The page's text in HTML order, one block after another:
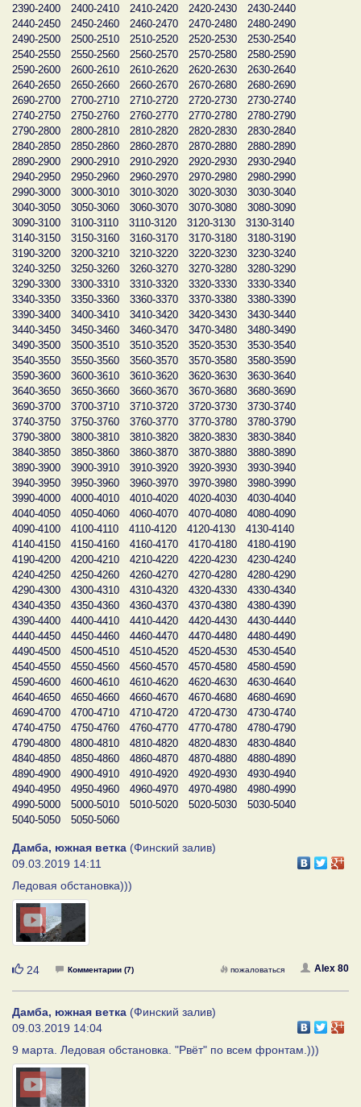
2390-2400
2400-2410 2410-2420 2420-2430
2430-2440
2440-2450
2450-2460 2460-2470 2470-2480
2480-2490
2490-2500
2500-2510 2510-2520 2520-2530
2530-2540
2540-2550
2550-2560 2560-2570 2570-2580
2580-2590
2590-2600
2600-2610 2610-2620 2620-2630
2630-2640
2640-2650
2650-2660 2660-2670 2670-2680
2680-2690
2690-2700
2700-2710 2710-2720 2720-2730
2730-2740
2740-2750
2750-2760 2760-2770 2770-2780
2780-2790
2790-2800
2800-2810 2810-2820 2820-2830
2830-2840
2840-2850
2850-2860 2860-2870 2870-2880
2880-2890
2890-2900
2900-2910 2910-2920 2920-2930
2930-2940
2940-2950
2950-2960 2960-2970 2970-2980
2980-2990
2990-3000
3000-3010 3010-3020 3020-3030
3030-3040
3040-3050
3050-3060 3060-3070 3070-3080
3080-3090
3090-3100
3100-3110 3110-3120 3120-3130
3130-3140
3140-3150
3150-3160 3160-3170 3170-3180
3180-3190
3190-3200
3200-3210 3210-3220 3220-3230
3230-3240
3240-3250
3250-3260 3260-3270 3270-3280
3280-3290
3290-3300
3300-3310 3310-3320 3320-3330
3330-3340
3340-3350
3350-3360 3360-3370 3370-3380
3380-3390
3390-3400
3400-3410 3410-3420 3420-3430
3430-3440
3440-3450
3450-3460 3460-3470 3470-3480
3480-3490
3490-3500
3500-3510 3510-3520 3520-3530
3530-3540
3540-3550
3550-3560 3560-3570 3570-3580
3580-3590
3590-3600
3600-3610 3610-3620 3620-3630
3630-3640
3640-3650
3650-3660 3660-3670 3670-3680
3680-3690
3690-3700
3700-3710 3710-3720 3720-3730
3730-3740
3740-3750
3750-3760 3760-3770 3770-3780
3780-3790
3790-3800
3800-3810 3810-3820 3820-3830
3830-3840
3840-3850
3850-3860 3860-3870 3870-3880
3880-3890
3890-3900
3900-3910 3910-3920 3920-3930
3930-3940
3940-3950
3950-3960 3960-3970 3970-3980
3980-3990
3990-4000
4000-4010 4010-4020 4020-4030
4030-4040
4040-4050
4050-4060 4060-4070 4070-4080
4080-4090
4090-4100
4100-4110 4110-4120 4120-4130
4130-4140
4140-4150
4150-4160 4160-4170 4170-4180
4180-4190
4190-4200
4200-4210 4210-4220 4220-4230
4230-4240
4240-4250
4250-4260 4260-4270 4270-4280
4280-4290
4290-4300
4300-4310 4310-4320 4320-4330
4330-4340
4340-4350
4350-4360 4360-4370 4370-4380
4380-4390
4390-4400
4400-4410 4410-4420 4420-4430
4430-4440
4440-4450
4450-4460 4460-4470 4470-4480
4480-4490
4490-4500
4500-4510 4510-4520 4520-4530
4530-4540
4540-4550
4550-4560 4560-4570 4570-4580
4580-4590
4590-4600
4600-4610 4610-4620 4620-4630
4630-4640
4640-4650
4650-4660 4660-4670 4670-4680
4680-4690
4690-4700
4700-4710 4710-4720 4720-4730
4730-4740
4740-4750
4750-4760 4760-4770 4770-4780
4780-4790
4790-4800
4800-4810 4810-4820 4820-4830
4830-4840
4840-4850
4850-4860 4860-4870 4870-4880
4880-4890
4890-4900
4900-4910 4910-4920 4920-4930
4930-4940
4940-4950
4950-4960 4960-4970 4970-4980
4980-4990
4990-5000
5000-5010 5010-5020 5020-5030
5030-5040
5040-5050
5050-5060
Дамба, южная ветка (Финский залив)
09.03.2019 14:11
Ледовая обстановка)))
Нравится
24 Комментарии (7) Alex 80
пожаловаться
Дамба, южная ветка (Финский залив)
09.03.2019 14:04
9 марта. Ледовая обстановка. "Рвёт" по всем фронтам.)))